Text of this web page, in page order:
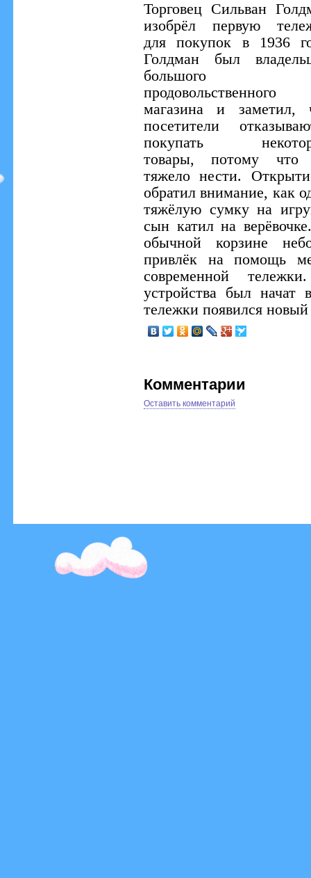
Торговец Сильван
изобрёл первую
для покупок в 1936
Голдман был
большого
продовольственного
магазина и заметил,
посетители
покупать
товары, потому что
тяжело нести.
обратил внимание, как
тяжёлую сумку на
сын катил на
обычной корзине
привлёк на помощь
современной
устройства был начат
тележки появился
Комментарии
Оставить комментарий